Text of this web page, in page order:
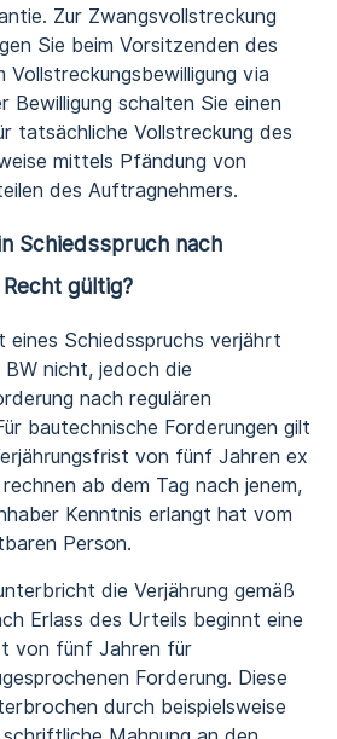
Zur Zwangsvollstreckung
Sie beim Vorsitzenden des
via
Bewilligung schalten Sie einen
tatsächliche Vollstreckung des
mittels Pfändung von
des Auftragnehmers.
Schiedsspruch nach
gültig?
eines Schiedsspruchs verjährt
nicht, jedoch die
nach regulären
bautechnische Forderungen gilt
von fünf Jahren ex
ab dem Tag nach jenem,
Kenntnis erlangt hat vom
Person.
die Verjährung gemäß
Erlass des Urteils beginnt eine
von fünf Jahren für
Forderung. Diese
durch beispielsweise